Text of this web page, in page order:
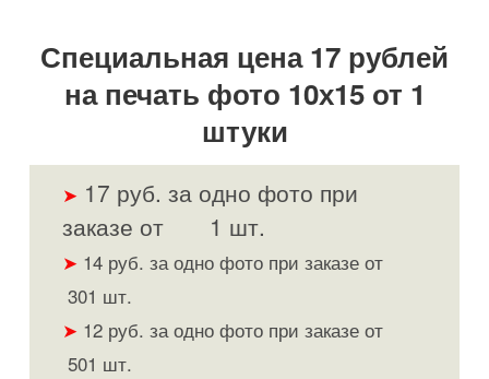
Специальная цена 17 рублей
на печать фото 10х15 от 1
штуки
➤ 17 руб. за одно фото при
заказе от 1 шт.
➤ 14 руб. за одно фото при заказе от
301 шт.
➤ 12 руб. за одно фото при заказе от
501 шт.